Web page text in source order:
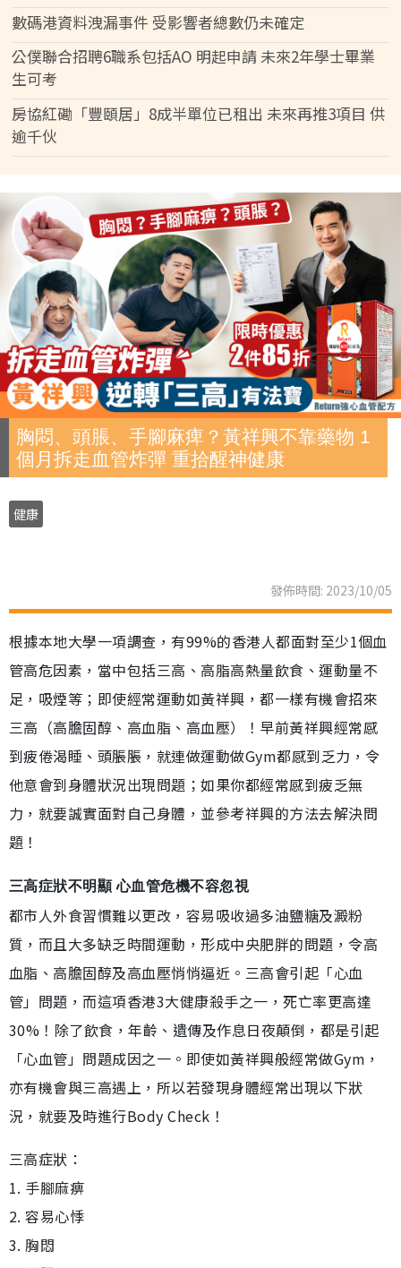
數碼港資料洩漏事件 受影響者總數仍未確定
公僕聯合招聘6職系包括AO 明起申請 未來2年學士畢業
生可考
房協紅磡「豐頤居」8成半單位已租出 未來再推3項目 供
逾千伙
胸悶、頭脹、手腳麻痺？黃祥興不靠藥物 1
個月拆走血管炸彈 重拾醒神健康
健康
發佈時間: 2023/10/05
根據本地大學一項調查，有99%的香港人都面對至少1個血
管高危因素，當中包括三高、高脂高熱量飲食、運動量不
足，吸煙等；即使經常運動如黃祥興，都一樣有機會招來
三高（高膽固醇、高血脂、高血壓）！早前黃祥興經常感
到疲倦渴睡、頭脹脹，就連做運動做Gym都感到乏力，令
他意會到身體狀況出現問題；如果你都經常感到疲乏無
力，就要誠實面對自己身體，並參考祥興的方法去解決問
題！
三高症狀不明顯 心血管危機不容忽視
都市人外食習慣難以更改，容易吸收過多油鹽糖及澱粉
質，而且大多缺乏時間運動，形成中央肥胖的問題，令高
血脂、高膽固醇及高血壓悄悄逼近。三高會引起「心血
管」問題，而這項香港3大健康殺手之一，死亡率更高達
30%！除了飲食，年齡、遺傳及作息日夜顛倒，都是引起
「心血管」問題成因之一。即使如黃祥興般經常做Gym，
亦有機會與三高遇上，所以若發現身體經常出現以下狀
況，就要及時進行Body Check！
三高症狀：
1. 手腳麻痹
2. 容易心悸
3. 胸悶